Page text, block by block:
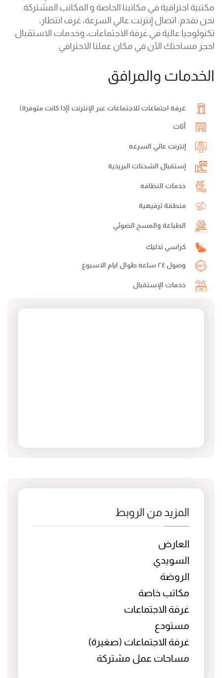
المزيد من الروبط
العارض
السويدي
الروضة
مكاتب خاصة
غرفة الاجتماعات
مستودع
غرفة الاجتماعات (صغيرة)
مساحات عمل مشتركة
مكتبية احترافية في مكاتبنا الخاصة و المكاتب المشتركة.
نحن نقدم: اتصال إنترنت عالي السرعة، غرف انتظار،
تكنولوجيا عالية في غرفة الاجتماعات، وخدمات الاستقبال.
احجز مساحتك الآن في مكان عملنا الاحترافي
الخدمات والمرافق
غرفة اجتماعات للاجتماعات عبر الإنترنت (إذا كانت متوفرة)
أثاث
إنترنت عالي السرعه
إستقبال الشحنات البريدية
خدمات النظافه
منطقة ترفيهية
الطباعة والمسح الضوئي
كراسي تدليك
وصول ٢٤ ساعه طوال ايام الاسبوع
خدمات الإستقبال